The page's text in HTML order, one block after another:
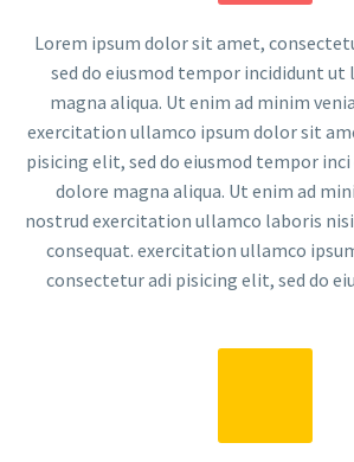
Lorem ipsum dolor sit amet,
sed do eiusmod tempor incididunt ut
magna aliqua. Ut enim ad minim
exercitation ullamco ipsum dolor sit
pisicing elit, sed do eiusmod tempor
dolore magna aliqua. Ut enim ad
nostrud exercitation ullamco laboris
consequat. exercitation ullamco
consectetur adi pisicing elit, sed do